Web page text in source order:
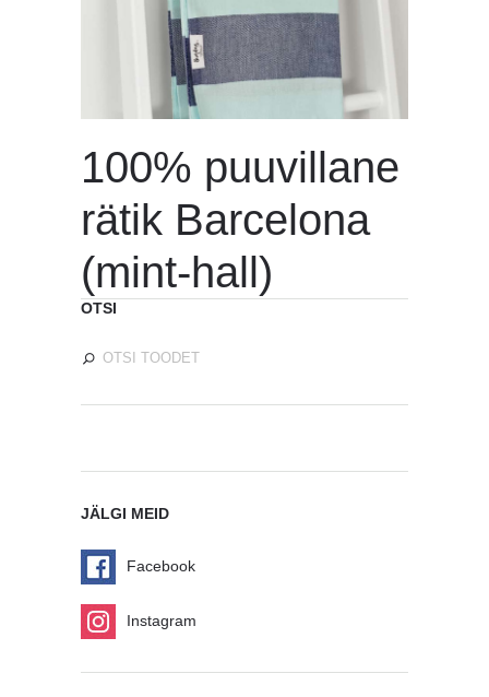
100% puuvillane
rätik Barcelona
(mint-hall)
OTSI
JÄLGI MEID
Facebook
Instagram